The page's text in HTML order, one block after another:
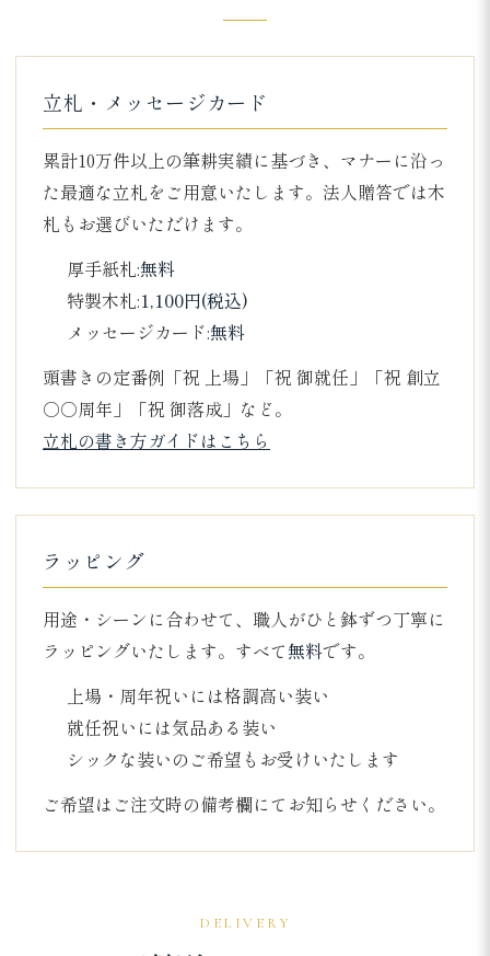
立札・メッセージカード
累計10万件以上の筆耕実績に基づき、マナーに沿っ
た最適な立札をご用意いたします。法人贈答では木
札もお選びいただけます。
厚手紙札:無料
特製木札:1,100円(税込)
メッセージカード:無料
頭書きの定番例「祝 上場」「祝 御就任」「祝 創立
○○周年」「祝 御落成」など。
立札の書き方ガイドはこちら
ラッピング
用途・シーンに合わせて、職人がひと鉢ずつ丁寧に
ラッピングいたします。すべて無料です。
上場・周年祝いには格調高い装い
就任祝いには気品ある装い
シックな装いのご希望もお受けいたします
ご希望はご注文時の備考欄にてお知らせください。
DELIVERY